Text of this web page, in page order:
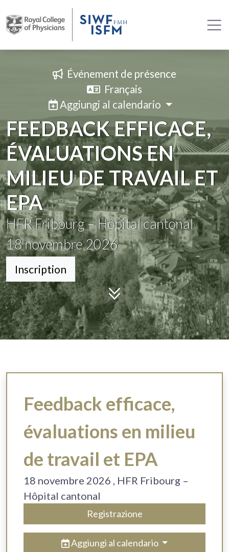
Événement de présence
Français
Aggiungi al calendario
FEEDBACK EFFICACE,
ÉVALUATIONS EN
MILIEU DE TRAVAIL ET
EPA
HFR Fribourg – Hôpital cantonal
18novembre 2026
Inscription
Feedback efficace,
évaluations en milieu
de travail et EPA
18 novembre 2026 , HFR Fribourg –
Hôpital cantonal
Registrazione
Aggiungi al calendario